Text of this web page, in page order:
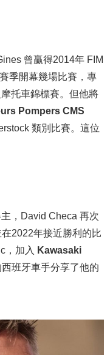
曾贏得2014年 FIM
季開幕幾場比賽，專
托車錦標賽。但他將
Pompers CMS
類別比賽。這位
，David Checa 再次
在2022年接近勝利的比
，加入
Kawasaki
班牙車手分享了他的